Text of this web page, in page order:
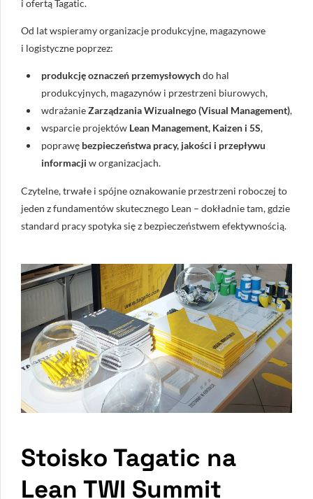
i ofertą Tagatic.
Od lat wspieramy organizacje produkcyjne, magazynowe
i logistyczne poprzez:
produkcję oznaczeń przemysłowychdo hal
produkcyjnych, magazynów i przestrzeni biurowych,
wdrażanieZarządzania Wizualnego (Visual Management),
wsparcie projektów Lean Management, Kaizen i 5S,
poprawę bezpieczeństwa pracy, jakości i przepływu
informacji w organizacjach.
Czytelne, trwałe i spójne oznakowanie przestrzeni roboczej to
jeden z fundamentów skutecznego Lean – dokładnie tam, gdzie
standard pracy spotyka się z bezpieczeństwem efektywnością.
Stoisko Tagatic na
Lean TWI Summit